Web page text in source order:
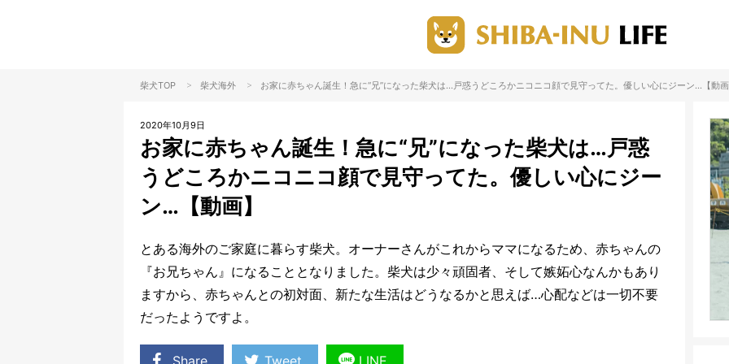
柴犬TOP > 柴犬海外 > お家に赤ちゃん誕生！急に“兄”になった柴犬は…戸惑うどころかニコニコ顔で見守ってた。優しい心にジーン…【動
2020年10月9日
お家に赤ちゃん誕生！急に“兄”になった柴犬は…戸惑
うどころかニコニコ顔で見守ってた。優しい心にジー
ン…【動画】
とある海外のご家庭に暮らす柴犬。オーナーさんがこれからママになるため、赤ちゃんの
『お兄ちゃん』になることとなりました。柴犬は少々頑固者、そして嫉妬心なんかもあり
ますから、赤ちゃんとの初対面、新たな生活はどうなるかと思えば…心配などは一切不要
だったようですよ。
Share Tweet LINE